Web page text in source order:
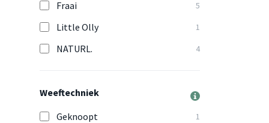
Fraai
5
Little Olly 1
NATURL. 4
Weeftechniek
Geknoopt
1